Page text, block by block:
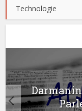
Technologie